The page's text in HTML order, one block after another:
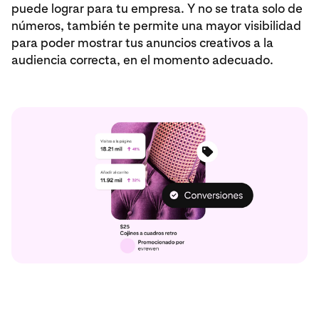
puede lograr para tu empresa. Y no se trata solo de
números, también te permite una mayor visibilidad
para poder mostrar tus anuncios creativos a la
audiencia correcta, en el momento adecuado.